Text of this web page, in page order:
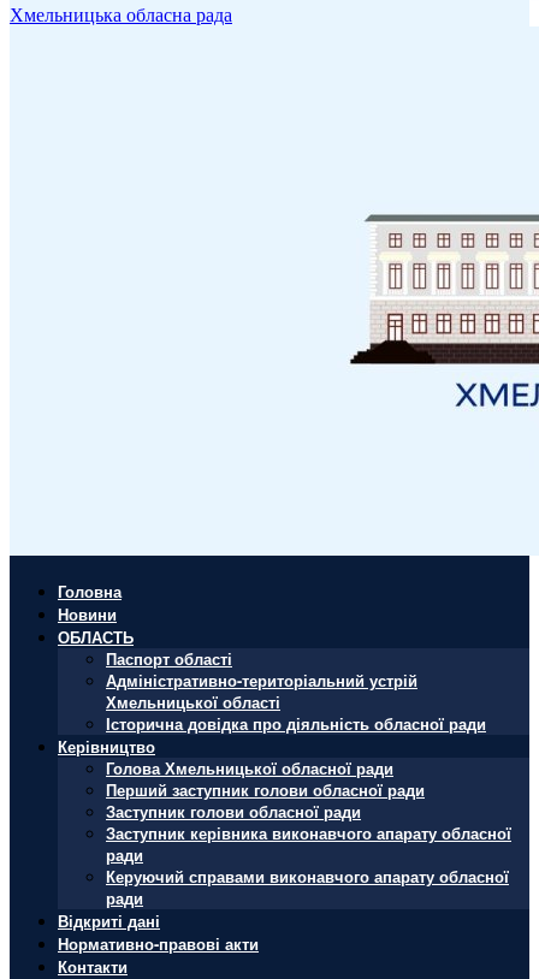
Хмельницька обласна рада
Головна
Новини
ОБЛАСТЬ
Паспорт області
Адміністративно-територіальний устрій
Хмельницької області
Історична довідка про діяльність обласної ради
Керівництво
Голова Хмельницької обласної ради
Перший заступник голови обласної ради
Заступник голови обласної ради
Заступник керівника виконавчого апарату обласної
ради
Керуючий справами виконавчого апарату обласної
ради
Відкриті дані
Нормативно-правові акти
Контакти